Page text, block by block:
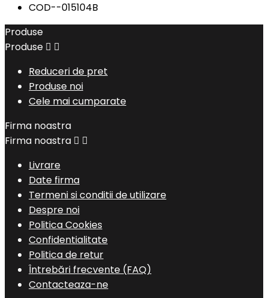
Produse
Produse  
Reduceri de pret
Produse noi
Cele mai cumparate
Firma noastra
Firma noastra  
Livrare
Date firma
Termeni si conditii de utilizare
Despre noi
Politica Cookies
Confidentialitate
Politica de retur
Întrebări frecvente (FAQ)
Contacteaza-ne